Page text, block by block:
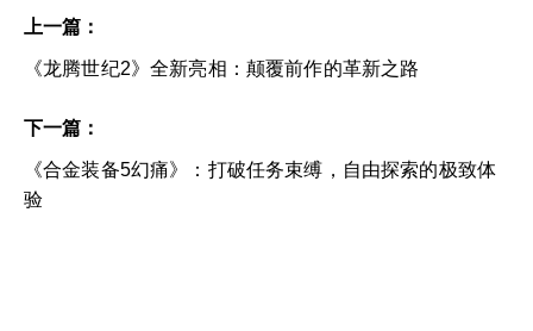
上一篇：
《龙腾世纪2》全新亮相：颠覆前作的革新之路
下一篇：
《合金装备5幻痛》：打破任务束缚，自由探索的极致体
验